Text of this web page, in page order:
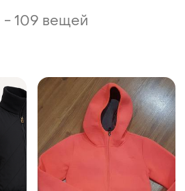
-109 вещей